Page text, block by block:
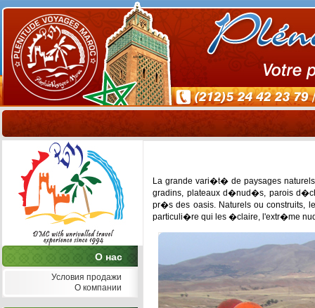
О нас
Условия продажи
О компании
La grande vari�t� de paysages
gradins, plateaux d�nud�s, parois
pr�s des oasis. Naturels ou construits,
particuli�re qui les �claire, l'extr�me